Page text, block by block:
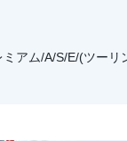
アム/A/S/E/(ツー